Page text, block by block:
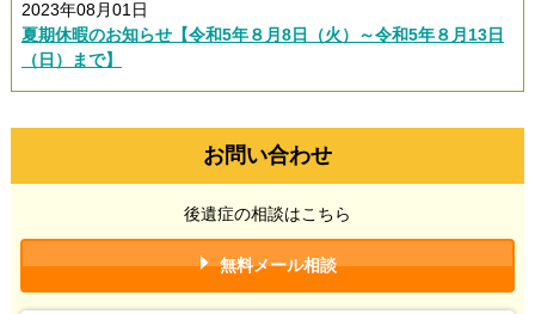
2023年08月01日
夏期休暇のお知らせ【令和5年８月8日（火）～令和5年８月13日
（日）まで】
お問い合わせ
後遺症の相談はこちら
無料メール相談